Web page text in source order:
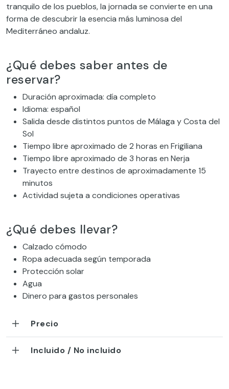
tranquilo de los pueblos, la jornada se convierte en una
forma de descubrir la esencia más luminosa del
Mediterráneo andaluz.
¿Qué debes saber antes de
reservar?
Duración aproximada: día completo
Idioma: español
Salida desde distintos puntos de Málaga y Costa del
Sol
Tiempo libre aproximado de 2 horas en Frigiliana
Tiempo libre aproximado de 3 horas en Nerja
Trayecto entre destinos de aproximadamente 15
minutos
Actividad sujeta a condiciones operativas
¿Qué debes llevar?
Calzado cómodo
Ropa adecuada según temporada
Protección solar
Agua
Dinero para gastos personales
Precio
Incluido / No incluido